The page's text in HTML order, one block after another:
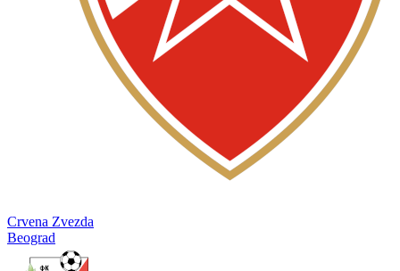
Crvena Zvezda
Beograd